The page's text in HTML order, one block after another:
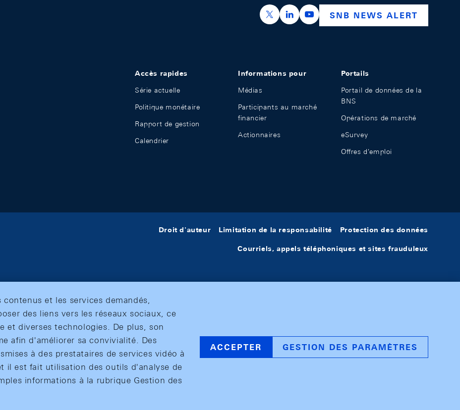
https://x.com/snb_bns
https://ch.linkedin.com/company/swiss-
https://www.youtube.com/
SNB NEWS ALERT
Accès rapides
Série actuelle
Politique monétaire
Rapport de gestion
Calendrier
Informations pour
Médias
Participants au marché
financier
Actionnaires
Portails
Portail de données de la
BNS
Opérations de marché
eSurvey
Offres d'emploi
Droit d'auteur Limitation de la responsabilité Protection des données
Courriels, appels téléphoniques et sites frauduleux
et les services demandés,
des liens vers les réseaux sociaux, ce
et diverses technologies. De plus, son
afin d'améliorer sa convivialité. Des
à des prestataires de services vidéo à
il est fait utilisation des outils d'analyse de
informations à la rubrique Gestion des
ACCEPTER GESTION DES PARAMÈTRES